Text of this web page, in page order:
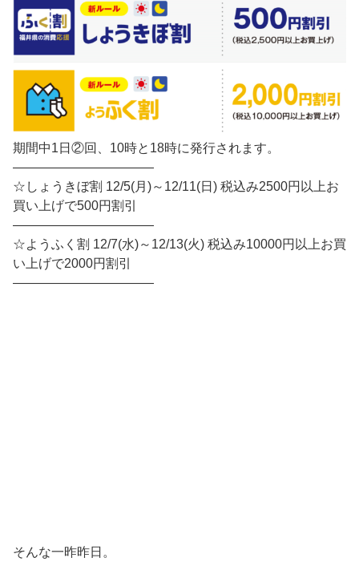
期間中1日②回、10時と18時に発行されます。
———————————
☆しょうきぼ割 12/5(月)～12/11(日) 税込み2500円以上お
買い上げで500円割引
———————————
☆ようふく割 12/7(水)～12/13(火) 税込み10000円以上お買
い上げで2000円割引
———————————
そんな一昨昨日。